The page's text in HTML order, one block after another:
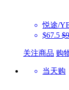
悦途/
$67.5
关注商品 购
当天购